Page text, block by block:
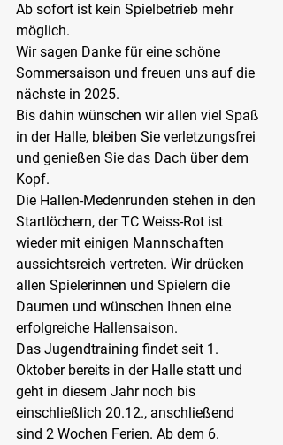
Ab sofort ist kein Spielbetrieb mehr
möglich.
Wir sagen Danke für eine schöne
Sommersaison und freuen uns auf die
nächste in 2025.
Bis dahin wünschen wir allen viel Spaß
in der Halle, bleiben Sie verletzungsfrei
und genießen Sie das Dach über dem
Kopf.
Die Hallen-Medenrunden stehen in den
Startlöchern, der TC Weiss-Rot ist
wieder mit einigen Mannschaften
aussichtsreich vertreten. Wir drücken
allen Spielerinnen und Spielern die
Daumen und wünschen Ihnen eine
erfolgreiche Hallensaison.
Das Jugendtraining findet seit 1.
Oktober bereits in der Halle statt und
geht in diesem Jahr noch bis
einschließlich 20.12., anschließend
sind 2 Wochen Ferien. Ab dem 6.